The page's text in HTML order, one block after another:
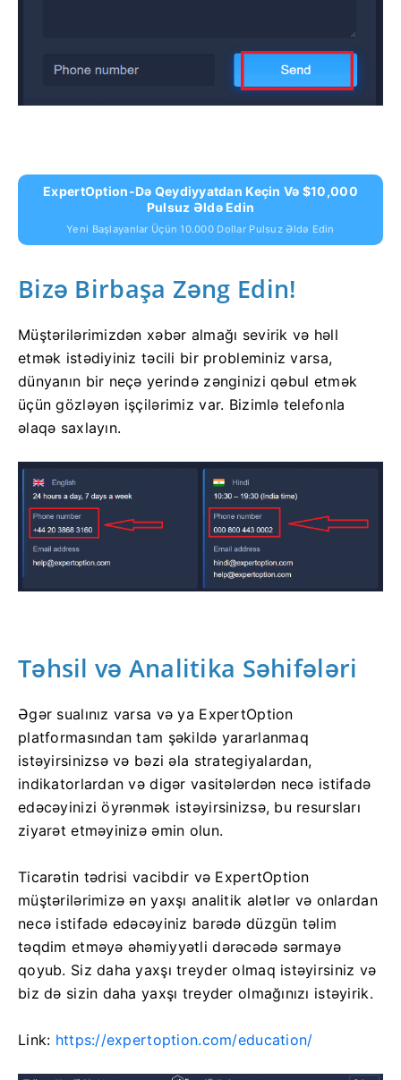
ExpertOption-Də Qeydiyyatdan Keçin Və $10,000
Pulsuz Əldə Edin
Yeni Başlayanlar Üçün 10.000 Dollar Pulsuz Əldə Edin
Bizə Birbaşa Zəng Edin!
Müştərilərimizdən xəbər almağı sevirik və həll
etmək istədiyiniz təcili bir probleminiz varsa,
dünyanın bir neçə yerində zənginizi qəbul etmək
üçün gözləyən işçilərimiz var. Bizimlə telefonla
əlaqə saxlayın.
Təhsil və Analitika Səhifələri
Əgər sualınız varsa və ya ExpertOption
platformasından tam şəkildə yararlanmaq
istəyirsinizsə və bəzi əla strategiyalardan,
indikatorlardan və digər vasitələrdən necə istifadə
edəcəyinizi öyrənmək istəyirsinizsə, bu resursları
ziyarət etməyinizə əmin olun.
Ticarətin tədrisi vacibdir və ExpertOption
müştərilərimizə ən yaxşı analitik alətlər və onlardan
necə istifadə edəcəyiniz barədə düzgün təlim
təqdim etməyə əhəmiyyətli dərəcədə sərmayə
qoyub. Siz daha yaxşı treyder olmaq istəyirsiniz və
biz də sizin daha yaxşı treyder olmağınızı istəyirik.
Link: https://expertoption.com/education/